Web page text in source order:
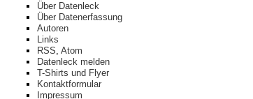
Über Datenleck
Über Datenerfassung
Autoren
Links
RSS, Atom
Datenleck melden
T-Shirts und Flyer
Kontaktformular
Impressum